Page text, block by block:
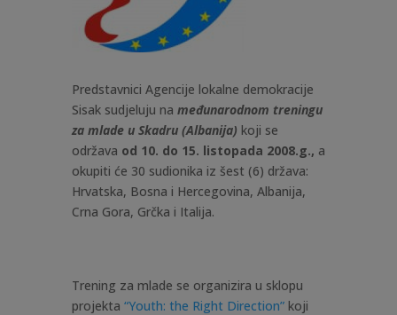
Predstavnici Agencije lokalne demokracije
Sisak sudjeluju na međunarodnom treningu
za mlade u Skadru (Albanija) koji se
održava od 10. do 15. listopada 2008.g., a
okupiti će 30 sudionika iz šest (6) država:
Hrvatska, Bosna i Hercegovina, Albanija,
Crna Gora, Grčka i Italija.
Trening za mlade se organizira u sklopu
projekta “Youth: the Right Direction” koji